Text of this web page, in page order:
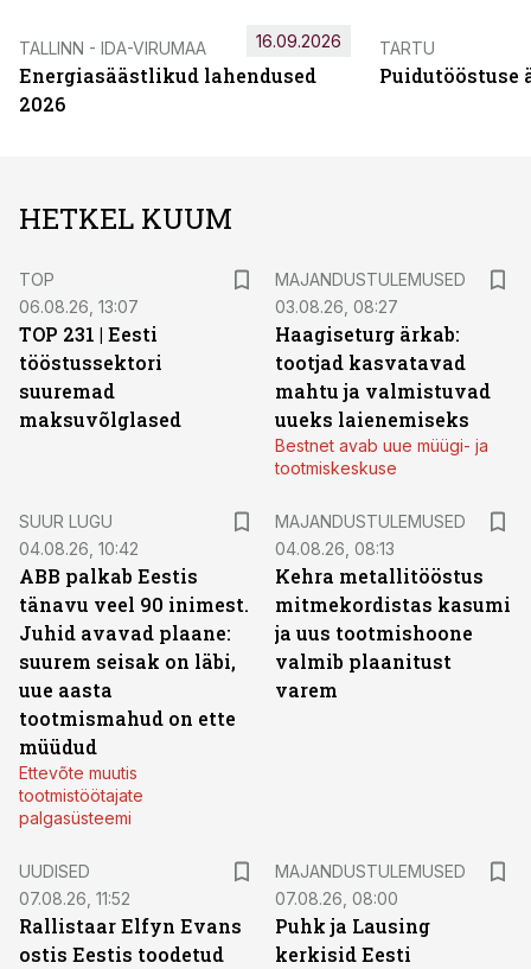
TALLINN - IDA-VIRUMAA
Energiasäästlikud lahendused
2026
16.09.2026 TARTU
Puidutööstuse
HETKEL KUUM
TOP
06.08.26, 13:07
TOP 231 | Eesti
tööstussektori
suuremad
maksuvõlglased
MAJANDUSTULEMUSED
03.08.26, 08:27
Haagiseturg ärkab:
tootjad kasvatavad
mahtu ja valmistuvad
uueks laienemiseks
Bestnet avab uue müügi- ja
tootmiskeskuse
SUUR LUGU
04.08.26, 10:42
ABB palkab Eestis
tänavu veel 90 inimest.
Juhid avavad plaane:
suurem seisak on läbi,
uue aasta
tootmismahud on ette
müüdud
Ettevõte muutis
tootmistöötajate
palgasüsteemi
MAJANDUSTULEMUSED
04.08.26, 08:13
Kehra metallitööstus
mitmekordistas kasumi
ja uus tootmishoone
valmib plaanitust
varem
UUDISED
07.08.26, 11:52
Rallistaar Elfyn Evans
ostis Eestis toodetud
MAJANDUSTULEMUSED
07.08.26, 08:00
Puhk ja Lausing
kerkisid Eesti